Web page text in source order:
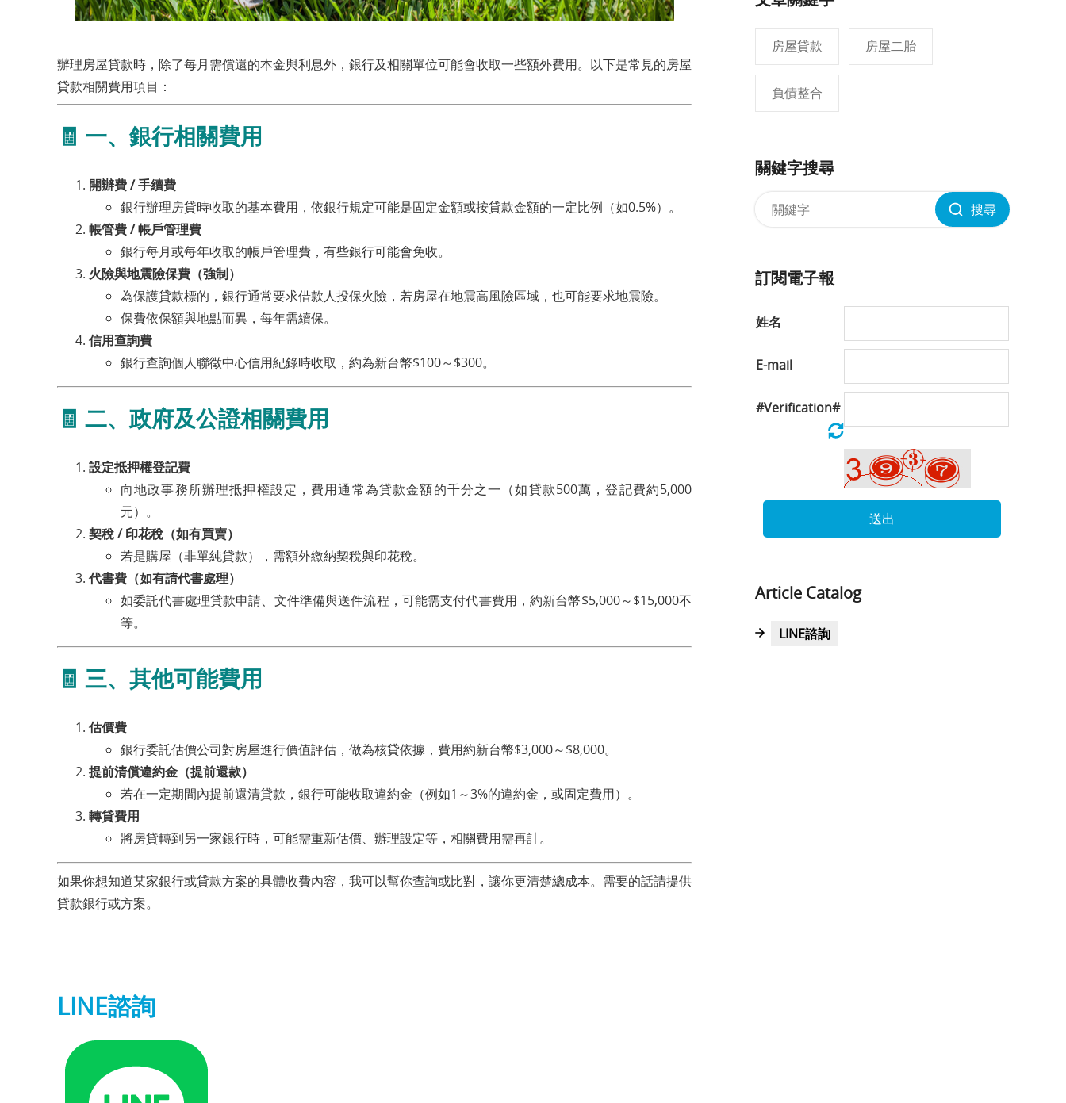
辦理房屋貸款時，除了每月需償還的本金與利息外，銀行及相關單位可能會收取一些額外費用。以下是常見的房屋
貸款相關費用項目：
🧾 一、銀行相關費用
開辦費 / 手續費
銀行辦理房貸時收取的基本費用，依銀行規定可能是固定金額或按貸款金額的一定比例（如0.5%）。
帳管費 / 帳戶管理費
銀行每月或每年收取的帳戶管理費，有些銀行可能會免收。
火險與地震險保費（強制）
為保護貸款標的，銀行通常要求借款人投保火險，若房屋在地震高風險區域，也可能要求地震險。
保費依保額與地點而異，每年需續保。
信用查詢費
銀行查詢個人聯徵中心信用紀錄時收取，約為新台幣$100～$300。
🧾 二、政府及公證相關費用
設定抵押權登記費
向地政事務所辦理抵押權設定，費用通常為貸款金額的千分之一（如貸款500萬，登記費約5,000
元）。
契稅 / 印花稅（如有買賣）
若是購屋（非單純貸款），需額外繳納契稅與印花稅。
代書費（如有請代書處理）
如委託代書處理貸款申請、文件準備與送件流程，可能需支付代書費用，約新台幣$5,000～$15,000不
等。
🧾 三、其他可能費用
估價費
銀行委託估價公司對房屋進行價值評估，做為核貸依據，費用約新台幣$3,000～$8,000。
提前清償違約金（提前還款）
若在一定期間內提前還清貸款，銀行可能收取違約金（例如1～3%的違約金，或固定費用）。
轉貸費用
將房貸轉到另一家銀行時，可能需重新估價、辦理設定等，相關費用需再計。
如果你想知道某家銀行或貸款方案的具體收費內容，我可以幫你查詢或比對，讓你更清楚總成本。需要的話請提供
貸款銀行或方案。
LINE諮詢
房屋貸款 房屋二胎
負債整合
關鍵字搜尋
搜尋
訂閱電子報
姓名
E-mail
#Verification#
送出
Article Catalog
LINE諮詢